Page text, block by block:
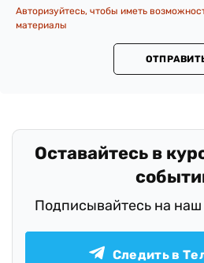
Авторизуйтесь, чтобы иметь
материалы
Оставайтесь в
Подписывайтесь на наш
Следить в